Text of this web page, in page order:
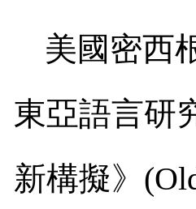
美國密西
東亞語言研
新構擬》 (